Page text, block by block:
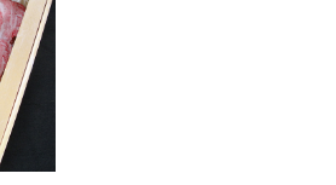
コマ切れミンチ
牛丼など（牛肉の加工